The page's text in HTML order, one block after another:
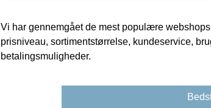
Vi har gennemgået de mest populære
prisniveau, sortimentstørrelse, kundeservice,
betalingsmuligheder.